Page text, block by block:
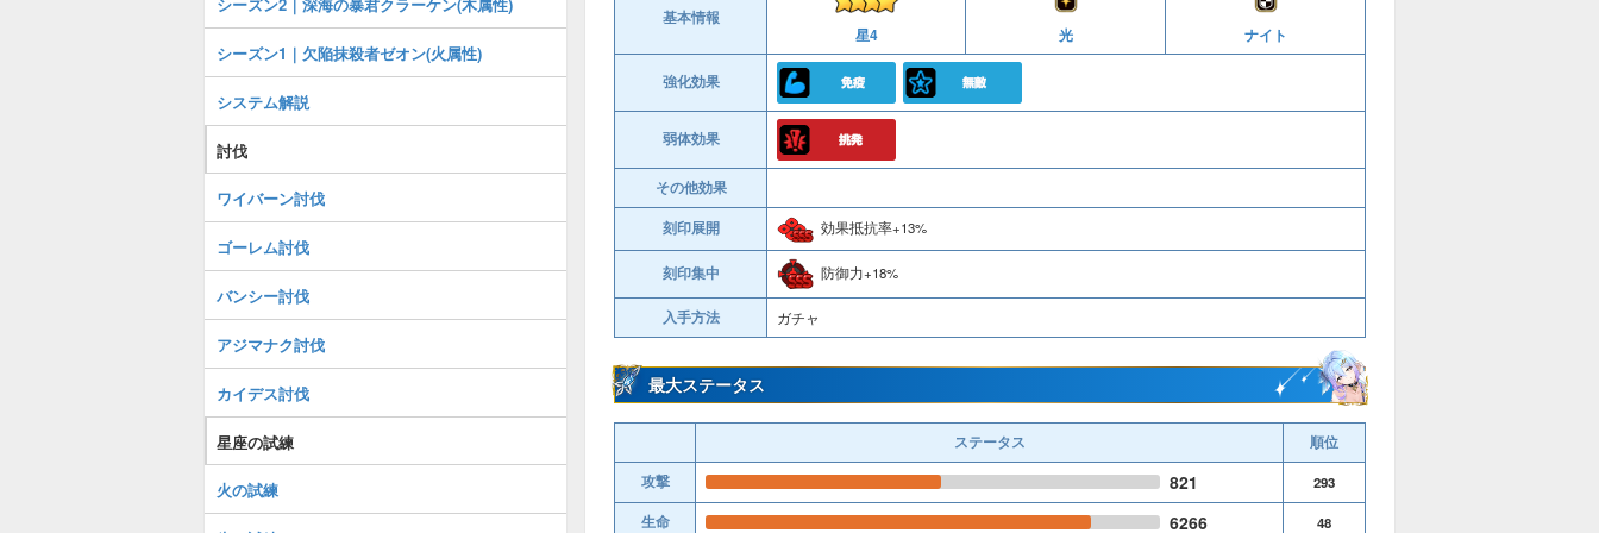
基本情報
星4 光 ナイト
強化効果
弱体効果
その他効果
刻印展開
効果抵抗率+13%
刻印集中 防御力+18%
入手方法 ガチャ
最大ステータス
ステータス
順位
攻撃
821
293
生命
6266 48
シーズン1｜欠陥抹殺者ゼオン(火属性)
システム解説
討伐
ワイバーン討伐
ゴーレム討伐
バンシー討伐
アジマナク討伐
カイデス討伐
星座の試練
火の試練